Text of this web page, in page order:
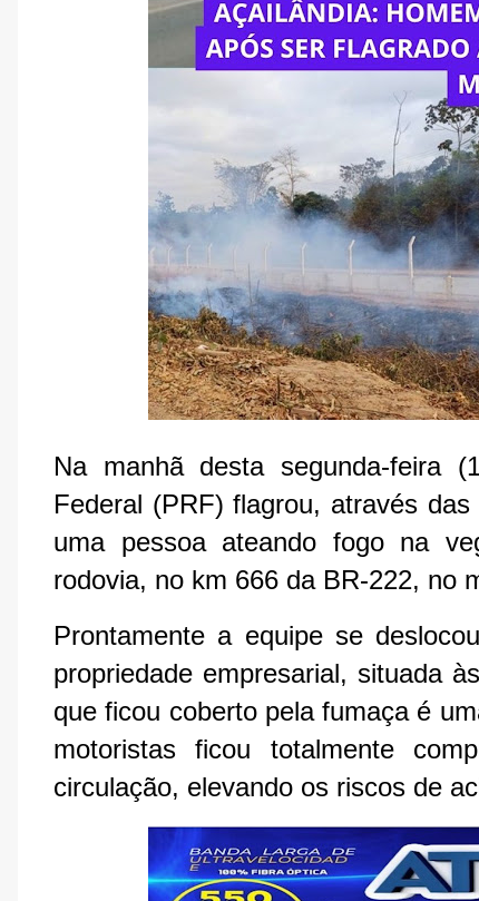
Na manhã desta segunda-feira
Federal (PRF) flagrou, através
uma pessoa ateando fogo na
rodovia, no km 666 da BR-222, no
Prontamente a equipe se
propriedade empresarial, situada
que ficou coberto pela fumaça é
motoristas ficou totalmente
circulação, elevando os riscos de